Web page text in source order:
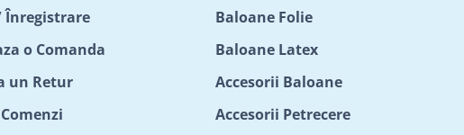
Înregistrare
o Comanda
un Retur
Baloane Folie
Baloane Latex
Accesorii Baloane
Accesorii Petrecere